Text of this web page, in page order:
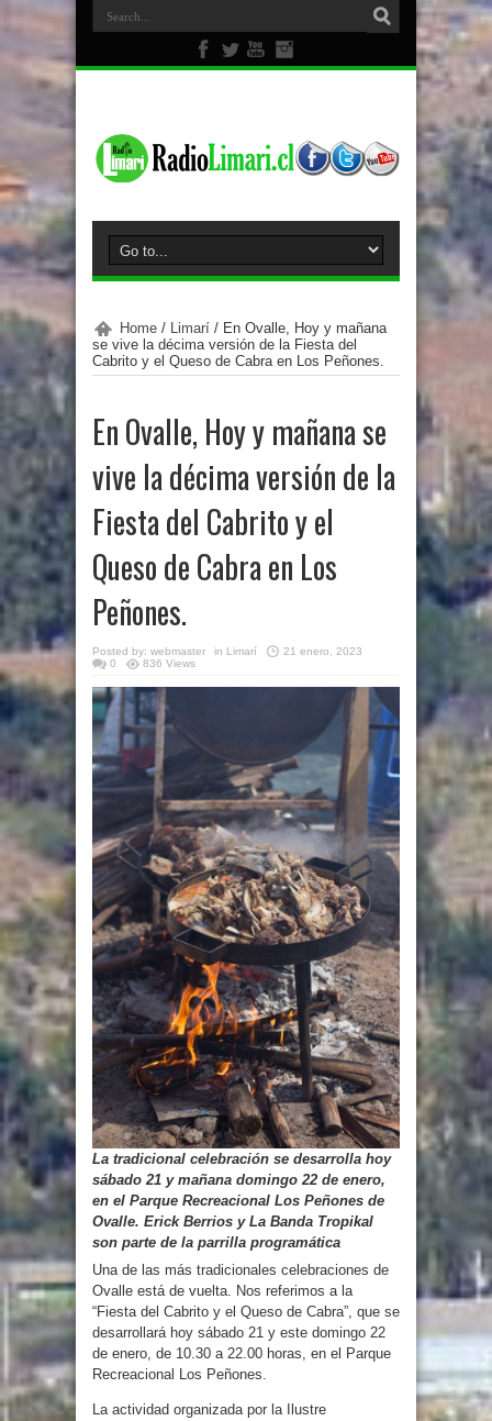
Home / Limarí / En Ovalle, Hoy y mañana
se vive la décima versión de la Fiesta del
Cabrito y el Queso de Cabra en Los Peñones.
En Ovalle, Hoy y mañana se
vive la décima versión de la
Fiesta del Cabrito y el
Queso de Cabra en Los
Peñones.
Posted by: webmaster in Limarí
21 enero, 2023
0
836 Views
La tradicional celebración se desarrolla hoy
sábado 21 y mañana domingo 22 de enero,
en el Parque Recreacional Los Peñones de
Ovalle. Erick Berrios y La Banda Tropikal
son parte de la parrilla programática
Una de las más tradicionales celebraciones de
Ovalle está de vuelta. Nos referimos a la
“Fiesta del Cabrito y el Queso de Cabra”, que se
desarrollará hoy sábado 21 y este domingo 22
de enero, de 10.30 a 22.00 horas, en el Parque
Recreacional Los Peñones.
La actividad organizada por la Ilustre